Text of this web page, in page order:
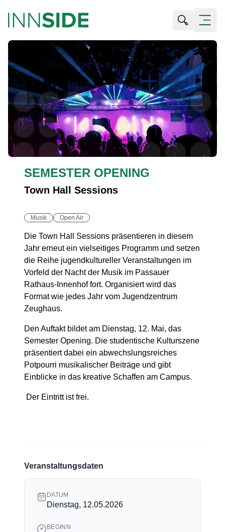
Suche
Menü
SEMESTER OPENING
Town Hall Sessions
Musik Open Air
Die Town Hall Sessions präsentieren in diesem
Jahr erneut ein vielseitiges Programm und setzen
die Reihe jugendkultureller Veranstaltungen im
Vorfeld der Nacht der Musik im Passauer
Rathaus-Innenhof fort. Organisiert wird das
Format wie jedes Jahr vom Jugendzentrum
Zeughaus.
Den Auftakt bildet am Dienstag, 12. Mai, das
Semester Opening. Die studentische Kulturszene
präsentiert dabei ein abwechslungsreiches
Potpourri musikalischer Beiträge und gibt
Einblicke in das kreative Schaffen am Campus.
Der Eintritt ist frei.
Veranstaltungsdaten
DATUM
Dienstag, 12.05.2026
BEGINN